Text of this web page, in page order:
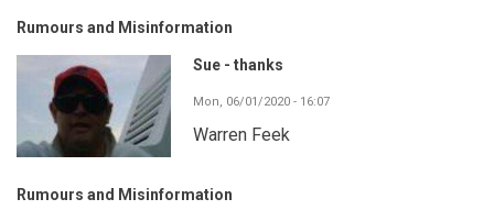
Rumours and Misinformation
Sue - thanks
Mon, 06/01/2020 - 16:07
Warren Feek
Rumours and Misinformation